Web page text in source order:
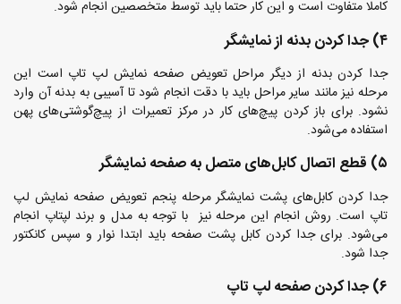
کاملا متفاوت است و این کار حتما باید توسط متخصصین انجام شود.
۴) جدا کردن بدنه از نمایشگر
جدا کردن بدنه از دیگر مراحل تعویض صفحه نمایش لپ تاپ است این
مرحله نیز مانند سایر مراحل باید با دقت انجام شود تا آسیبی به بدنه آن وارد
نشود. برای باز کردن پیچ‌های کار در مرکز تعمیرات از پیچ‌گوشتی‌های پهن
استفاده می‌شود.
۵) قطع اتصال کابل‌های متصل به صفحه نمایشگر
جدا کردن کابل‌های پشت نمایشگر مرحله پنجم تعویض صفحه نمایش لپ
تاپ است. روش انجام این مرحله نیز با توجه به مدل و برند لپتاپ انجام
می‌شود. برای جدا کردن کابل پشت صفحه باید ابتدا نوار و سپس کانکتور
جدا شود.
۶) جدا کردن صفحه لپ تاپ